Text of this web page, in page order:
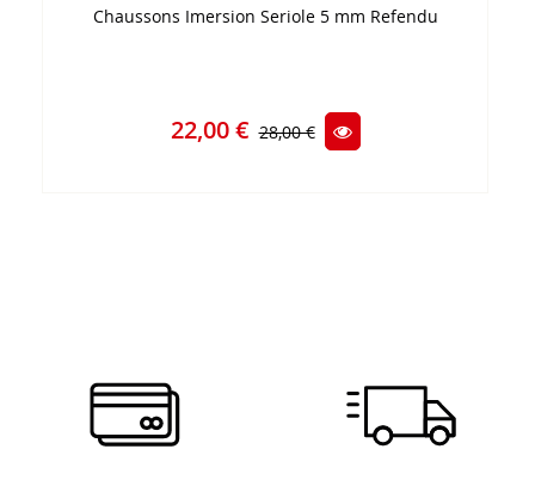
Chaussons Imersion Seriole 5 mm Refendu
22,00 € 28,00 €